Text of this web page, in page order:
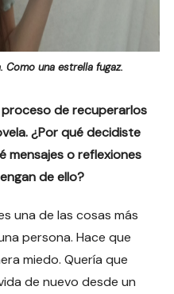
una estrella fugaz.
de recuperarlos
¿Por qué decidiste
o reflexiones
de ello?
una de las cosas más
persona. Hace que
miedo. Quería que
de nuevo desde un